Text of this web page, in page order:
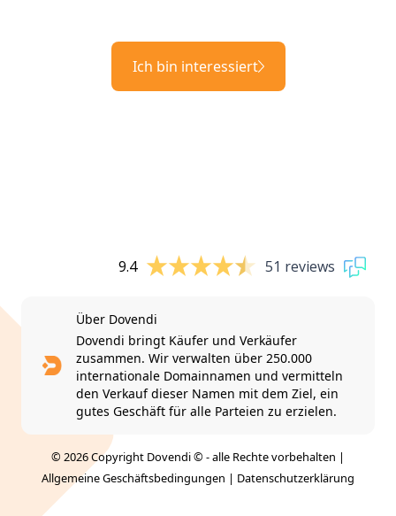
Ich bin interessiert
9.4 51 reviews
Über Dovendi
Dovendi bringt Käufer und Verkäufer
zusammen. Wir verwalten über 250.000
internationale Domainnamen und vermitteln
den Verkauf dieser Namen mit dem Ziel, ein
gutes Geschäft für alle Parteien zu erzielen.
© 2026 Copyright Dovendi © - alle Rechte vorbehalten |
Allgemeine Geschäftsbedingungen | Datenschutzerklärung